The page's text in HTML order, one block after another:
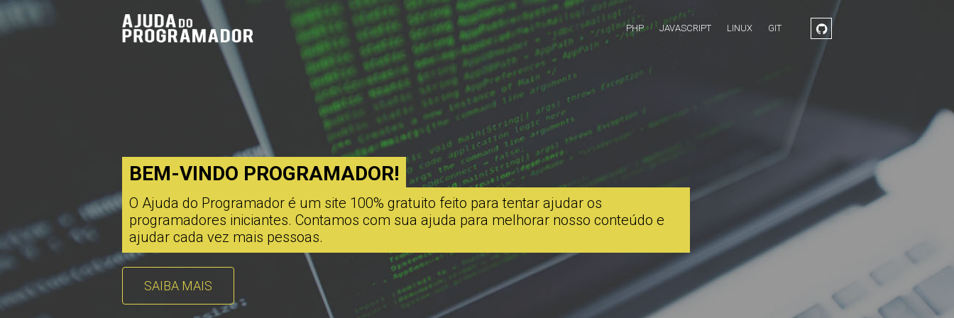
PHP JAVASCRIPT LINUX GIT
BEM-VINDO PROGRAMADOR!
O Ajuda do Programador é um site 100% gratuito feito para tentar ajudar os
programadores iniciantes. Contamos com sua ajuda para melhorar nosso conteúdo e
ajudar cada vez mais pessoas.
SAIBA MAIS